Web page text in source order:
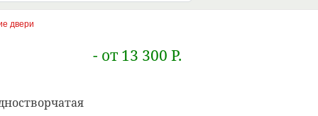
двери
- от 13 300 Р.